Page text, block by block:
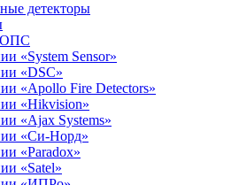
детекторы
ОПС
«System Sensor»
«DSC»
«Apollo Fire Detectors»
«Hikvision»
«Ajax Systems»
«Си-Норд»
«Paradox»
«Satel»